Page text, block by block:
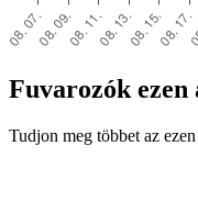
Fuvarozók ezen
Tudjon meg többet az